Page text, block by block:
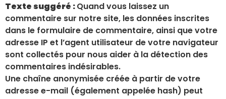
Texte suggéré :Quand vous laissez un
commentaire sur notre site, les données inscrites
dans le formulaire de commentaire, ainsi que votre
adresse IP et l’agent utilisateur de votre navigateur
sont collectés pour nous aider à la détection des
commentaires indésirables.
Une chaîne anonymisée créée à partir de votre
adresse e-mail (également appelée hash) peut